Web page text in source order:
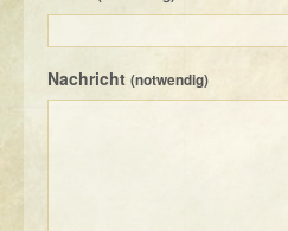
Nachricht (notwendig)